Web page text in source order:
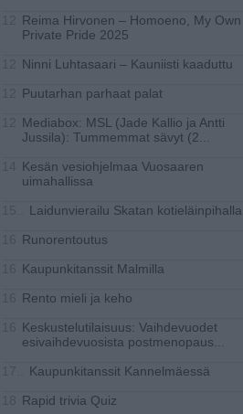
Reima Hirvonen – Homoeno, My Own
Private Pride 2025
Ninni Luhtasaari – Kauniisti kaaduttu
Puutarhan parhaat palat
Mediabox: MSL (Jade Kallio ja Antti
Jussila): Tummemmat sävyt (2...
Kesän vesiohjelmaa Vuosaaren
uimahallissa
Laidunvierailu Skatan kotieläinpihalla
Runorentoutus
Kaupunkitanssit Malmilla
Rento mieli ja keho
Keskustelutilaisuus: Vaihdevuodet
esivaihdevuosista postmenopaus...
Kaupunkitanssit Kannelmäessä
Rapid trivia Quiz